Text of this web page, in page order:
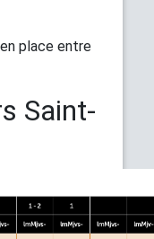
place entre
Saint-